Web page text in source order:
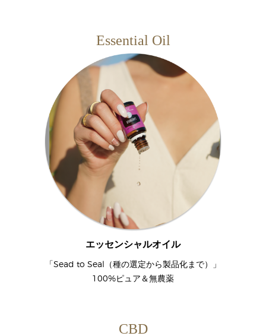
Essential Oil
エッセンシャルオイル
「Sead to Seal（種の選定から製品化まで）」
100%ピュア＆無農薬
CBD